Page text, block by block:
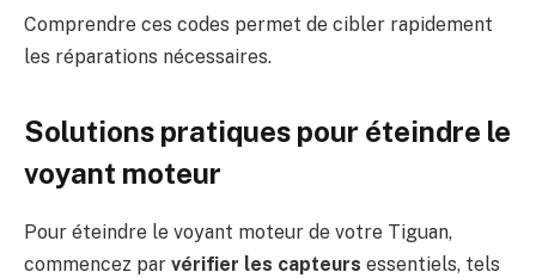
Comprendre ces codes permet de cibler rapidement
les réparations nécessaires.
Solutions pratiques pour éteindre le
voyant moteur
Pour éteindre le voyant moteur de votre Tiguan,
commencez par vérifier les capteurs essentiels, tels